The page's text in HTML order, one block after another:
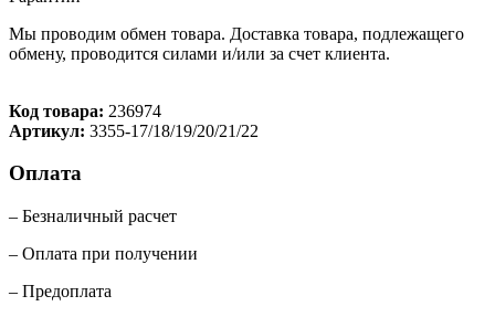
Мы проводим обмен товара. Доставка товара, подлежащего
обмену, проводится силами и/или за счет клиента.
Код товара: 236974
Артикул: 3355-17/18/19/20/21/22
Оплата
– Безналичный расчет
– Оплата при получении
– Предоплата